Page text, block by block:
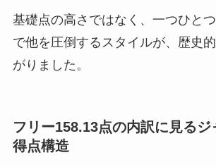
基礎点の高さではなく、一つひとつ
で他を圧倒するスタイルが、歴史
がりました。
フリー158.13点の内訳に見るジ
得点構造